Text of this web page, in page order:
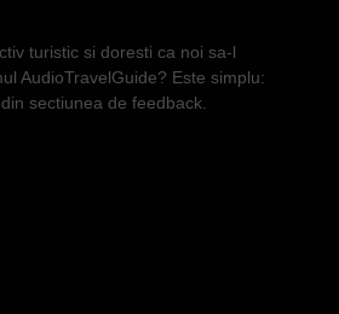
turistic si doresti ca noi sa-l
AudioTravelGuide? Este simplu:
sectiunea de feedback.